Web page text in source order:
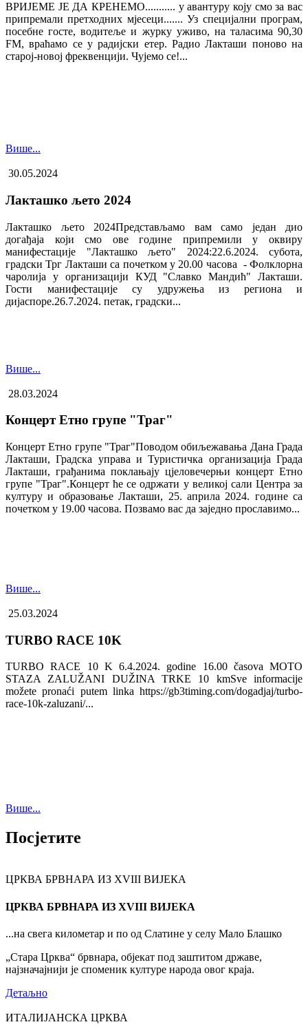
ВРИЈЕМЕ ЈЕ ДА КРЕНЕМО........... у авантуру коју смо за вас
припремали претходних мјесеци....... Уз специјални програм,
посебне госте, водитеље и журку уживо, на таласима 90,30
FM, враћамо се у радијски етер. Радио Лакташи поново на
старој-новој фреквенцији. Чујемо се!...
Више...
30.05.2024
Лакташко љето 2024
Лакташко љето 2024Представљамо вам само један дио
догађаја који смо ове године припремили у оквиру
манифестације "Лакташко љето" 2024:22.6.2024. субота,
градски Трг Лакташи са почетком у 20.00 часова - Фолклорна
чаролија у организацији КУД "Славко Мандић" Лакташи.
Гости манифестације су удружења из региона и
дијаспоре.26.7.2024. петак, градски...
Више...
28.03.2024
Концерт Етно групе "Траг"
Концерт Етно групе "Траг"Поводом обиљежавања Дана Града
Лакташи, Градска управа и Туристичка организација Града
Лакташи, грађанима поклањају цјеловечерњи концерт Етно
групе "Траг".Концерт ће се одржати у великој сали Центра за
културу и образовање Лакташи, 25. априла 2024. године са
почетком у 19.00 часова. Позвамо вас да заједно прославимо...
Више...
25.03.2024
TURBO RACE 10K
TURBO RACE 10 K 6.4.2024. godine 16.00 časova MOTO
STAZA ZALUŽANI DUŽINA TRKE 10 kmSve informacije
možete pronaći putem linka https://gb3timing.com/dogadjaj/turbo-
race-10k-zaluzani/...
Више...
Посјетите
ЦРКВА БРВНАРА ИЗ XVIII ВИЈЕКА
ЦРКВА БРВНАРА ИЗ XVIII ВИЈЕКА
...на свега километар и по од Слатине у селу Мало Блашко
„Стара Црква“ брвнара, објекат под заштитом државе,
најзначајнији је споменик културе народа овог краја.
Детаљно
ИТАЛИЈАНСКА ЦРКВА